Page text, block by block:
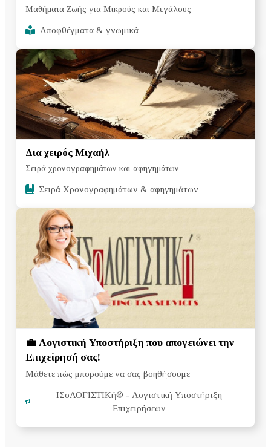
Μαθήματα Ζωής για Μικρούς και Μεγάλους
Αποφθέγματα & γνωμικά
Δια χειρός Μιχαήλ
Σειρά χρονογραφημάτων και αφηγημάτων
Σειρά Χρονογραφημάτων & αφηγημάτων
💼 Λογιστική Υποστήριξη που απογειώνει την
Επιχείρησή σας!
Μάθετε πώς μπορούμε να σας βοηθήσουμε
ΙΣοΛΟΓΙΣΤΙΚή® - Λογιστική Υποστήριξη
Επιχειρήσεων